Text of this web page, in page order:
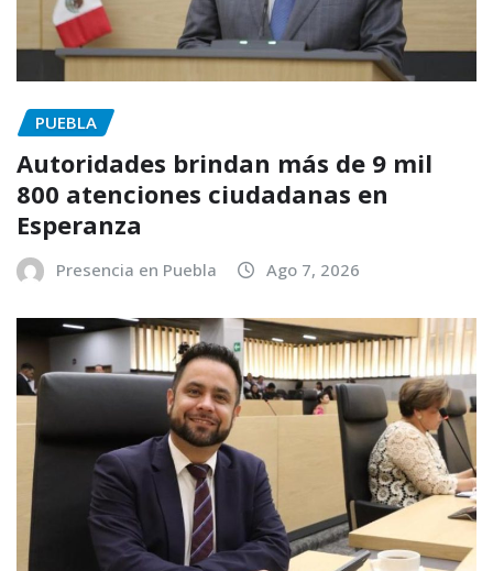
PUEBLA
Autoridades brindan más de 9 mil
800 atenciones ciudadanas en
Esperanza
Presencia en Puebla Ago 7, 2026